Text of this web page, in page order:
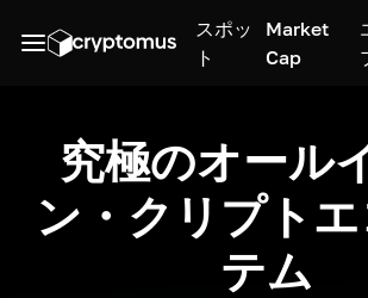
スポッ
ト
Market
Cap
究極のオール
ン・クリプト
テム